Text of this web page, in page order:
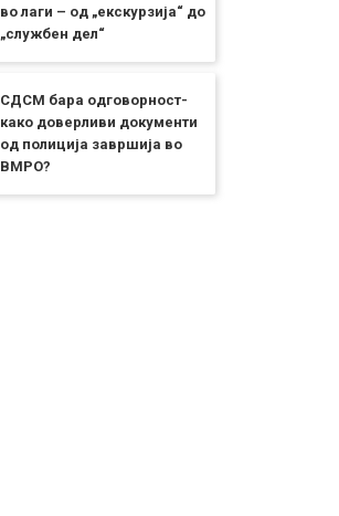
во лаги – од „екскурзија“ до
„службен дел“
СДСМ бара одговорност-
како доверливи документи
од полиција завршија во
ВМРО?